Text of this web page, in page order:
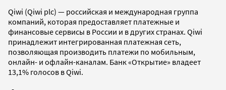
Qiwi (Qiwi plc) — российская и международная группа
компаний, которая предоставляет платежные и
финансовые сервисы в России и в других странах. Qiwi
принадлежит интегрированная платежная сеть,
позволяющая производить платежи по мобильным,
онлайн- и офлайн-каналам. Банк «Открытие» владеет
13,1% голосов в Qiwi.